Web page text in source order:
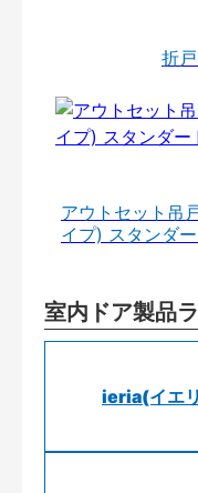
折
アウトセット吊
イプ) スタンダ
室内ドア製品
ieria(イエ